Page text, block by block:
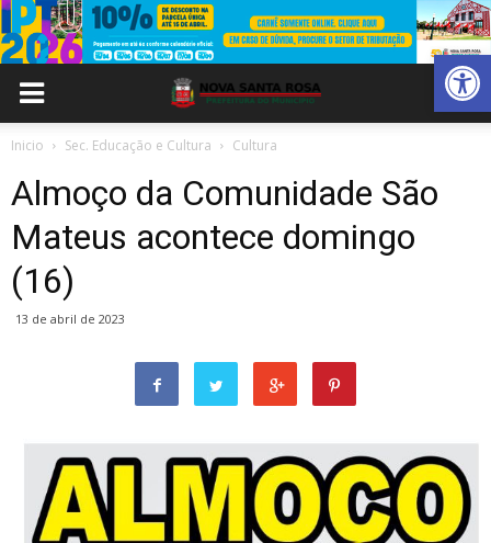
Abrir
Inicio Sec. Educação e Cultura Cultura
Almoço da Comunidade São
Mateus acontece domingo
(16)
13 de abril de 2023